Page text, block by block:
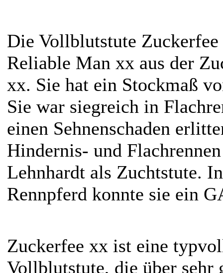
Die Vollblutstute
Reliable Man xx aus der
xx. Sie hat ein Stockmaß
Sie war siegreich in
einen Sehnenschaden
Hindernis- und
Lehnhardt als Zuchtstute.
Rennpferd konnte sie ein
Zuckerfee xx ist eine
Vollblutstute, die über sehr